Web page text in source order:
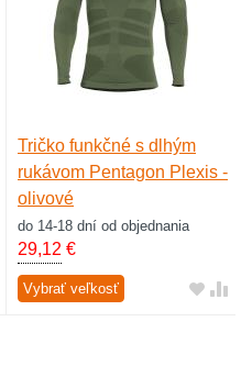
Tričko funkčné s dlhým
rukávom Pentagon Plexis -
olivové
do 14-18 dní od objednania
29,12 €
Vybrať veľkosť